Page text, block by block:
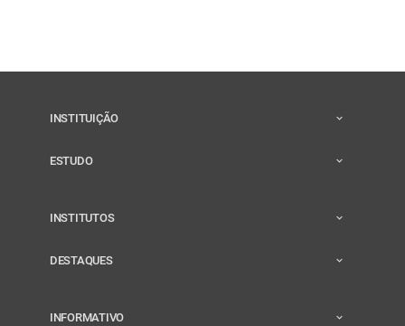
INSTITUIÇÃO
ESTUDO
INSTITUTOS
DESTAQUES
INFORMATIVO